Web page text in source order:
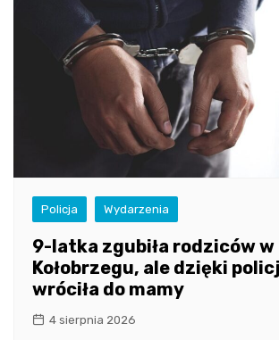
Policja Wydarzenia
9-latka zgubiła rodziców w
Kołobrzegu, ale dzięki
wróciła do mamy
4 sierpnia 2026